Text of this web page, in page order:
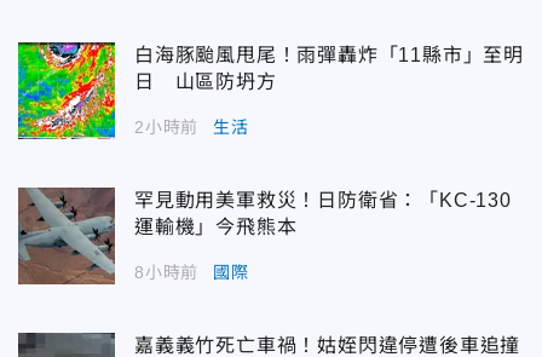
白海豚颱風甩尾！雨彈轟炸「11縣市」至明
日 山區防坍方
2小時前 生活
罕見動用美軍救災！日防衛省：「KC-130
運輸機」今飛熊本
8小時前 國際
嘉義義竹死亡車禍！姑姪閃違停遭後車追撞